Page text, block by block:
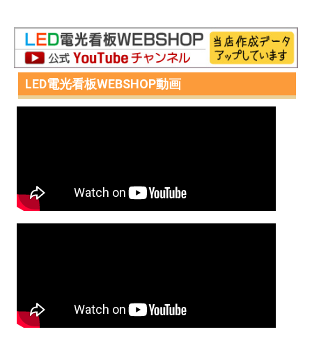
LED電光看板WEBSHOP動画